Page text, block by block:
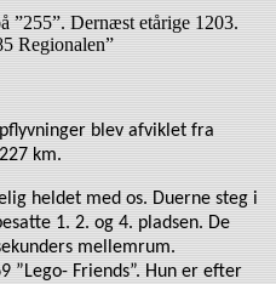
”255”. Dernæst etårige 1203.
Regionalen”
blev afviklet fra
km.
heldet med os. Duerne steg i
1. 2. og 4. pladsen. De
mellemrum.
”Lego- Friends”. Hun er efter